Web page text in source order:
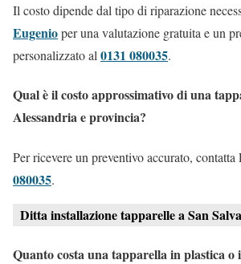
Il costo dipende dal tipo di riparazione
Eugenioper una valutazione gratuita e un
personalizzato al 0131 080035.
Qual è il costo approssimativo di una
Alessandria e provincia?
Per ricevere un preventivo accurato, contatta
080035.
Ditta installazione tapparelle a San
Quanto costa una tapparella in plastica o